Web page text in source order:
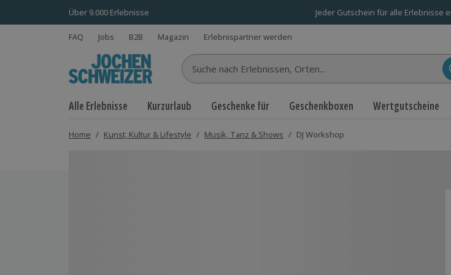
Über 9.000 Erlebnisse Jeder Gutschein für alle Erlebnisse
FAQ Jobs B2B Magazin Erlebnispartner werden
Suche nach Erlebnissen...
Alle Erlebnisse Kurzurlaub Geschenke für Geschenkboxen Wertgutscheine
Home / Kunst, Kultur & Lifestyle / Musik, Tanz & Shows / DJ Workshop